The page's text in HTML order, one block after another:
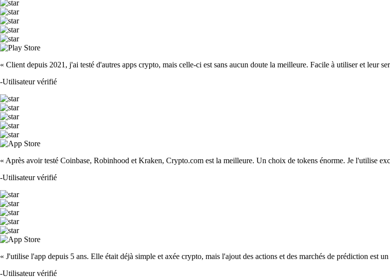
« Client depuis 2021, j'ai testé d'autres apps crypto, mais celle-ci est sans aucun doute la meilleure. Facile à utiliser et leur
-Utilisateur vérifié
« Après avoir testé Coinbase, Robinhood et Kraken, Crypto.com est la meilleure. Un choix de tokens énorme. Je l'utilise
-Utilisateur vérifié
« J'utilise l'app depuis 5 ans. Elle était déjà simple et axée crypto, mais l'ajout des actions et des marchés de prédiction est
-Utilisateur vérifié